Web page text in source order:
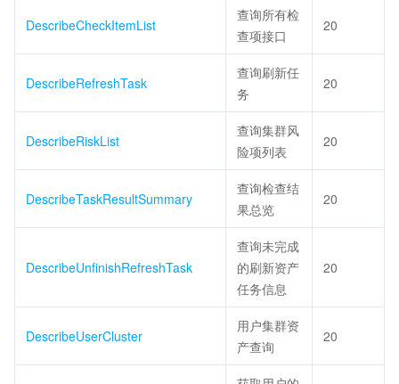
DescribeCheckItemList
查询所有检
查项接口
20
DescribeRefreshTask
查询刷新任
务
20
DescribeRiskList
查询集群风
险项列表
20
DescribeTaskResultSummary
查询检查结
果总览
20
DescribeUnfinishRefreshTask
查询未完成
的刷新资产
任务信息
20
DescribeUserCluster
用户集群资
产查询
20